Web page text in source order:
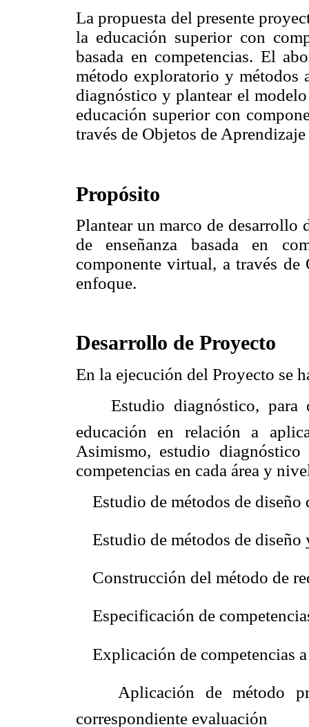
La propuesta del presente
la educación superior con
basada en competencias. El
método exploratorio y métodos
diagnóstico y plantear el modelo
educación superior con
través de Objetos de
Propósito
Plantear un marco de desarrollo
de enseñanza basada en
componente virtual, a través
enfoque.
Desarrollo de Proyecto
En la ejecución del Proyecto se
 Estudio diagnóstico, para
educación en relación a
Asimismo, estudio
competencias en cada área y
 Estudio de métodos de diseño
 Estudio de métodos de
 Construcción del método de
 Especificación de
 Explicación de competencias
 Aplicación de método
correspondiente evaluación